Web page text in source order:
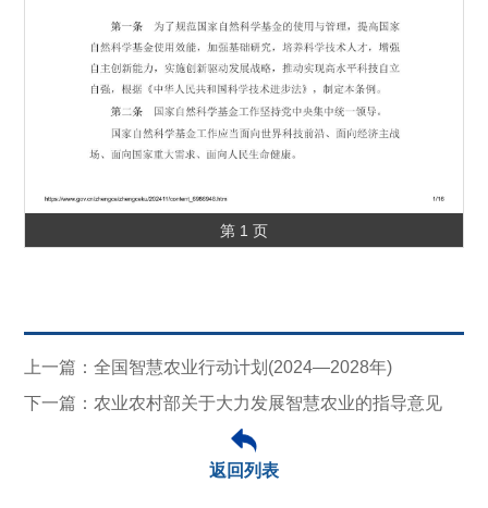
第 1 页
上一篇：全国智慧农业行动计划(2024—2028年)
下一篇：农业农村部关于大力发展智慧农业的指导意见
返回列表